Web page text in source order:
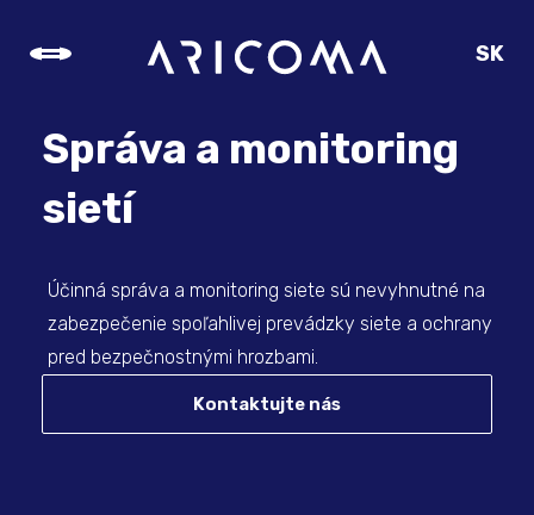
SK
Správa a monitoring
sietí
Účinná správa a monitoring siete sú nevyhnutné na
zabezpečenie spoľahlivej prevádzky siete a ochrany
pred bezpečnostnými hrozbami.
Kontaktujte nás